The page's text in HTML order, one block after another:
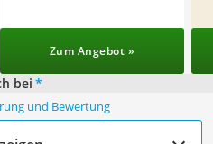
Zum Angebot »
bei *
und Bewertung